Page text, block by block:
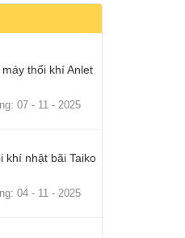
máy thổi khí Anlet
07 - 11 - 2025
khí nhật bãi Taiko
04 - 11 - 2025